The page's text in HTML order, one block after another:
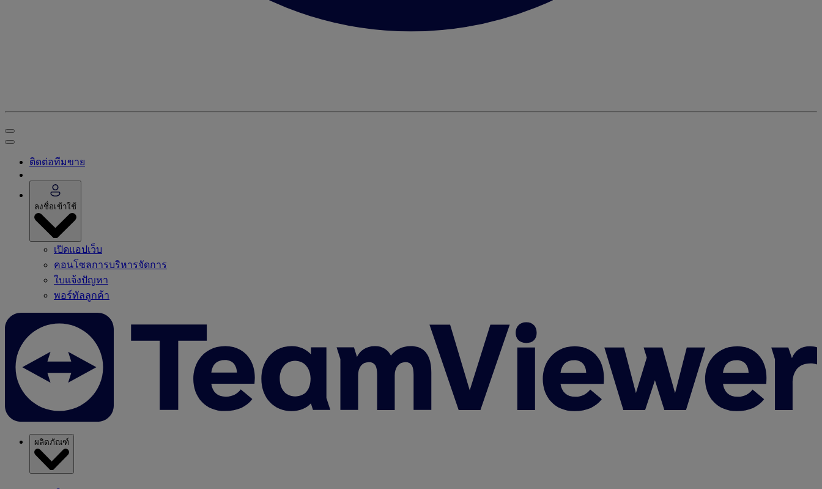
ติดต่อทีมขาย
ลงชื่อเข้าใช้
เปิดแอปเว็บ
คอนโซลการบริหารจัดการ
ใบแจ้งปัญหา
พอร์ทัลลูกค้า
ผลิตภัณฑ์